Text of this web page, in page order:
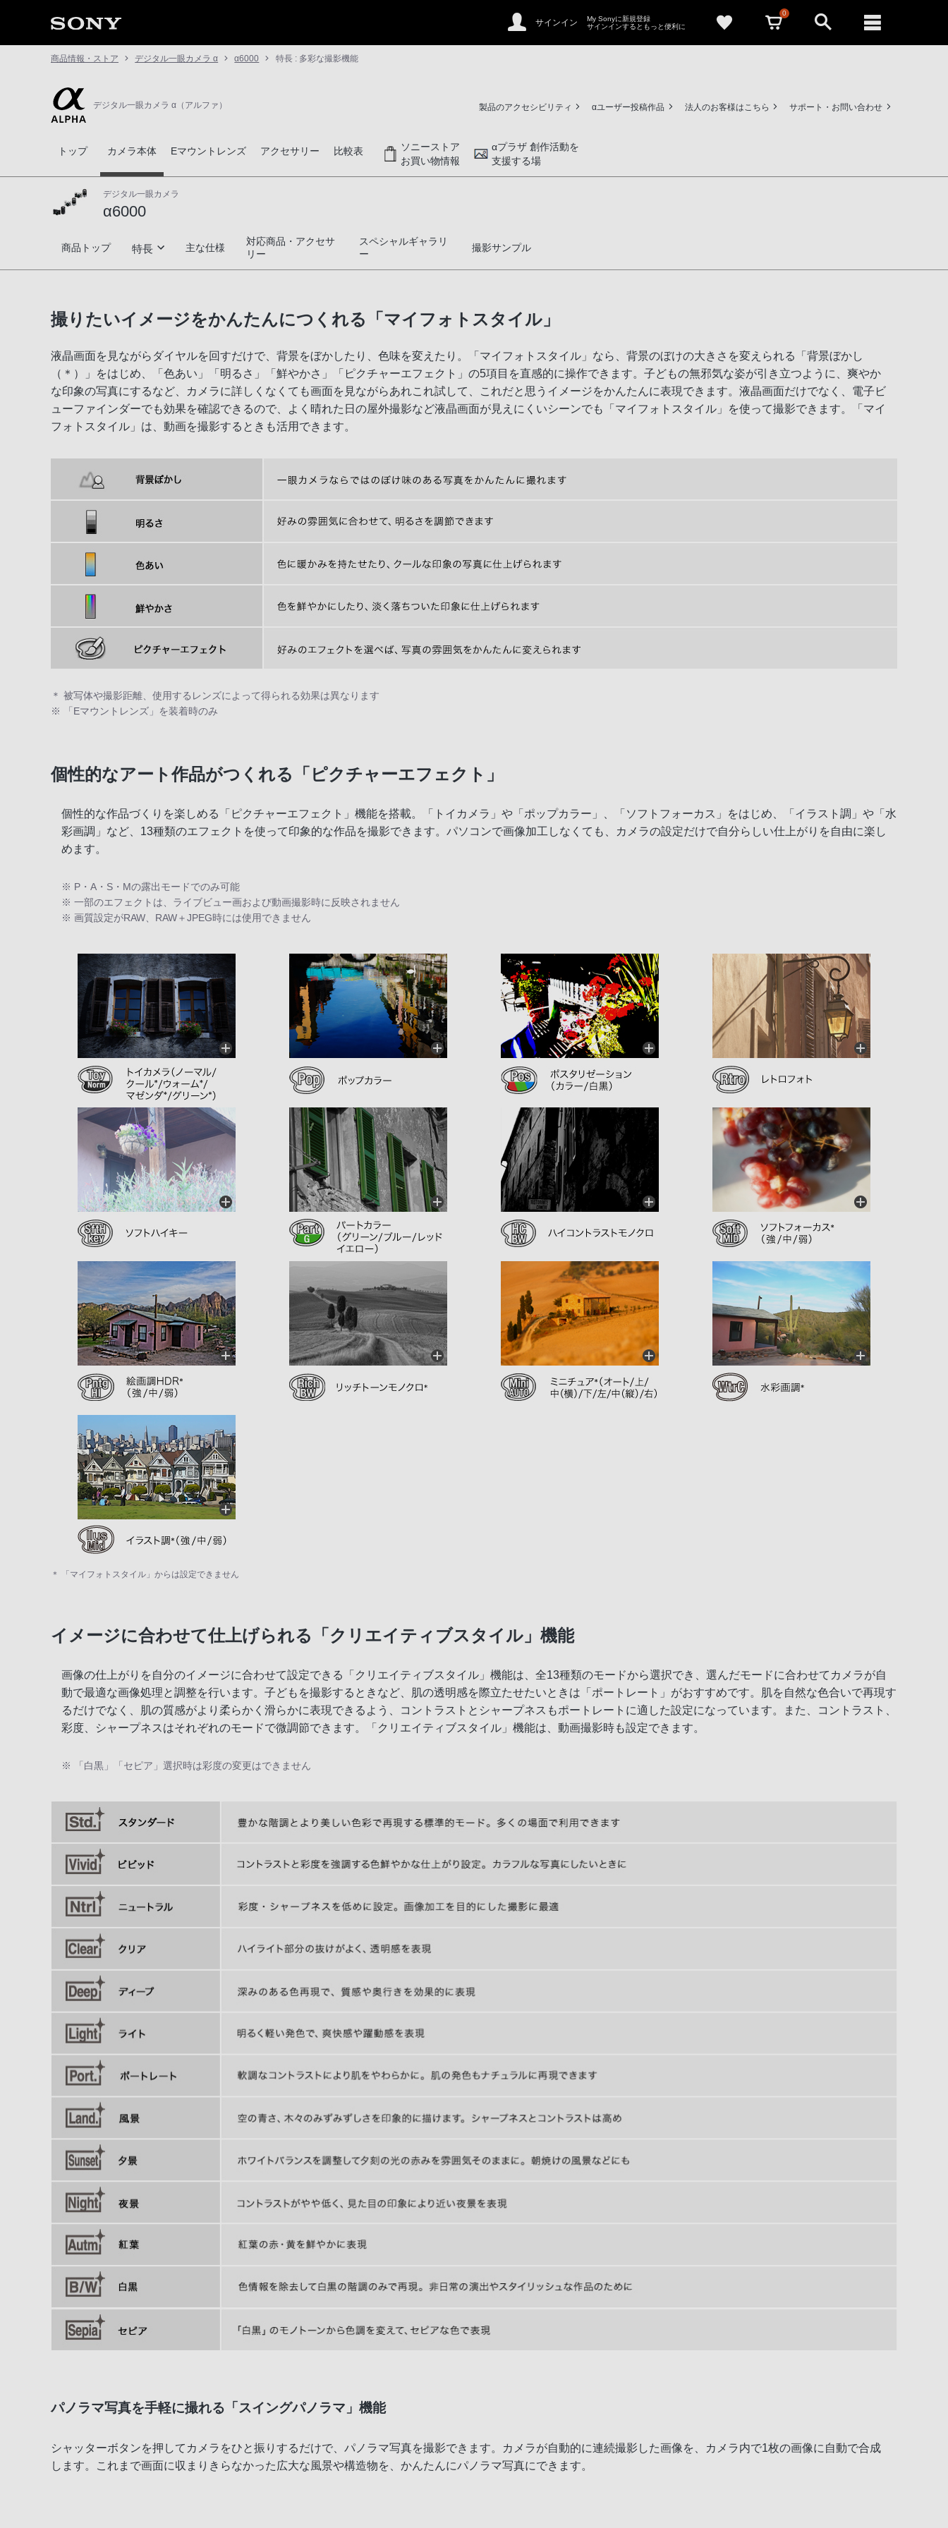
サインイン
My Sonyに新規登録
サインインするともっと便利に
0
商品情報・ストア デジタル一眼カメラ α α6000 特長 : 多彩な撮影機能
デジタル一眼カメラ α（アルファ） 製品のアクセシビリティ αユーザー投稿作品 法人のお客様はこちら サポート・お問い合わせ
トップ カメラ本体 Eマウントレンズ アクセサリー 比較表
ソニーストア
お買い物情報
αプラザ 創作活動を
支援する場
デジタル一眼カメラ
α6000
α6000
商品トップ 特長
小さくてもチャンスに強い、スピード性能
カメラが賢いから、かんたんに本格撮影
狙って撮影できる、高精細ファインダー搭載
多彩な撮影機能
撮影後に広がる楽しみ
主な仕様
対応商品・アクセサ
リー
スペシャルギャラリ
ー
撮影サンプル
撮りたいイメージをかんたんにつくれる「マイフォトスタイル」
液晶画面を見ながらダイヤルを回すだけで、背景をぼかしたり、色味を変えたり。「マイフォトスタイル」なら、背景のぼけの大きさを変えられる「背景ぼかし
（＊）」をはじめ、「色あい」「明るさ」「鮮やかさ」「ピクチャーエフェクト」の5項目を直感的に操作できます。子どもの無邪気な姿が引き立つように、爽やか
な印象の写真にするなど、カメラに詳しくなくても画面を見ながらあれこれ試して、これだと思うイメージをかんたんに表現できます。液晶画面だけでなく、電子ビ
ューファインダーでも効果を確認できるので、よく晴れた日の屋外撮影など液晶画面が見えにくいシーンでも「マイフォトスタイル」を使って撮影できます。「マイ
フォトスタイル」は、動画を撮影するときも活用できます。
＊ 被写体や撮影距離、使用するレンズによって得られる効果は異なります
※ 「Eマウントレンズ」を装着時のみ
個性的なアート作品がつくれる「ピクチャーエフェクト」
個性的な作品づくりを楽しめる「ピクチャーエフェクト」機能を搭載。「トイカメラ」や「ポップカラー」、「ソフトフォーカス」をはじめ、「イラスト調」や「水
彩画調」など、13種類のエフェクトを使って印象的な作品を撮影できます。パソコンで画像加工しなくても、カメラの設定だけで自分らしい仕上がりを自由に楽し
めます。
※ P・A・S・Mの露出モードでのみ可能
※ 一部のエフェクトは、ライブビュー画および動画撮影時に反映されません
※ 画質設定がRAW、RAW＋JPEG時には使用できません
＊ 「マイフォトスタイル」からは設定できません
イメージに合わせて仕上げられる「クリエイティブスタイル」機能
画像の仕上がりを自分のイメージに合わせて設定できる「クリエイティブスタイル」機能は、全13種類のモードから選択でき、選んだモードに合わせてカメラが自
動で最適な画像処理と調整を行います。子どもを撮影するときなど、肌の透明感を際立たせたいときは「ポートレート」がおすすめです。肌を自然な色合いで再現す
るだけでなく、肌の質感がより柔らかく滑らかに表現できるよう、コントラストとシャープネスもポートレートに適した設定になっています。また、コントラスト、
彩度、シャープネスはそれぞれのモードで微調節できます。「クリエイティブスタイル」機能は、動画撮影時も設定できます。
※ 「白黒」「セピア」選択時は彩度の変更はできません
パノラマ写真を手軽に撮れる「スイングパノラマ」機能
シャッターボタンを押してカメラをひと振りするだけで、パノラマ写真を撮影できます。カメラが自動的に連続撮影した画像を、カメラ内で1枚の画像に自動で合成
します。これまで画面に収まりきらなかった広大な風景や構造物を、かんたんにパノラマ写真にできます。